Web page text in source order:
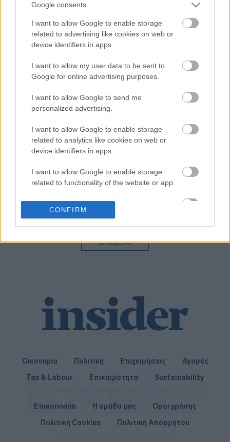
Google consents
I want to allow Google to enable storage
related to advertising like cookies on web or
device identifiers in apps.
I want to allow my user data to be sent to
Google for online advertising purposes.
I want to allow Google to send me
personalized advertising.
I want to allow Google to enable storage
related to analytics like cookies on web or
device identifiers in apps.
I want to allow Google to enable storage
related to functionality of the website or app.
I want to allow Google to enable storage
related to personalization.
related to security, including authentication
CONFIRM
Ερυθρά Θάλασσα:
Άλλα 4 πλοία άλλαξαν
Τραμπ: Το Ιράν δεν
Χούθι
Ερυθρά Θάλασσα: Δύο
τάνκερ επιστρέφουν
προς Σουέζ μετά τις
απειλές των Χούθι
Επόμενο
Οικονομία Πολιτική Επιχειρήσεις
Αγορές
Tax & Labour
Επικαιρότητα Sustainability
Επικοινωνία Η ομάδα μας
Όροι χρήσης
Πολιτική Cookies
Πολιτική Απορρήτου